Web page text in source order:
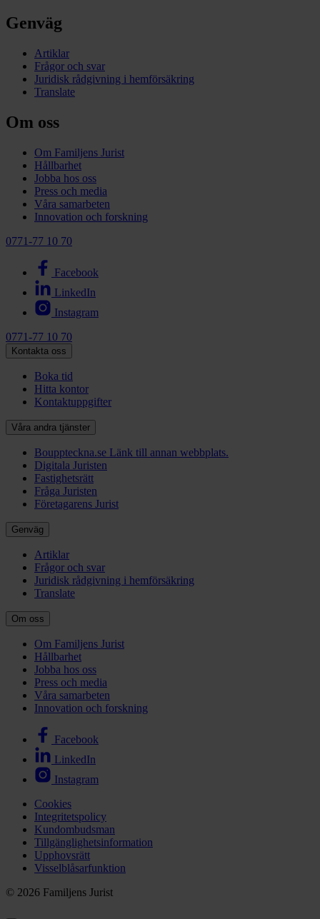
Genväg
Artiklar
Frågor och svar
Juridisk rådgivning i hemförsäkring
Translate
Om oss
Om Familjens Jurist
Hållbarhet
Jobba hos oss
Press och media
Våra samarbeten
Innovation och forskning
0771-77 10 70
Facebook
LinkedIn
Instagram
0771-77 10 70
Kontakta oss
Boka tid
Hitta kontor
Kontaktuppgifter
Våra andra tjänster
Bouppteckna.se Länk till annan webbplats.
Digitala Juristen
Fastighetsrätt
Fråga Juristen
Företagarens Jurist
Genväg
Artiklar
Frågor och svar
Juridisk rådgivning i hemförsäkring
Translate
Om oss
Om Familjens Jurist
Hållbarhet
Jobba hos oss
Press och media
Våra samarbeten
Innovation och forskning
Facebook
LinkedIn
Instagram
Cookies
Integritetspolicy
Kundombudsman
Tillgänglighetsinformation
Upphovsrätt
Visselblåsarfunktion
© 2026 Familjens Jurist